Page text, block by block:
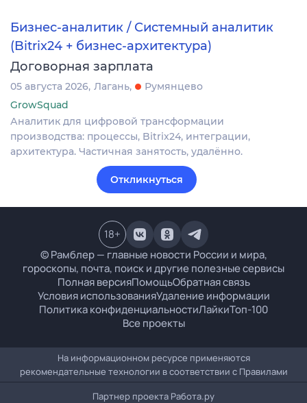
Бизнес-аналитик / Системный аналитик
(Bitrix24 + бизнес-архитектура)
Договорная зарплата
05 августа 2026 Лагань
Румянцево
GrowSquad
Аналитик для цифровой трансформации
производства: процессы, Bitrix24, интеграции,
архитектура. Частичная занятость, удалённо.
Откликнуться
© Рамблер — главные новости России и мира,
гороскопы, почта, поиск и другие полезные сервисы
Полная версияПомощьОбратная связь
Условия использованияУдаление информации
Политика конфиденциальностиЛайкиТоп-100
Все проекты
18+
На информационном ресурсе применяются
рекомендательные технологии в соответствии с Правилами
Партнер проекта Работа.ру